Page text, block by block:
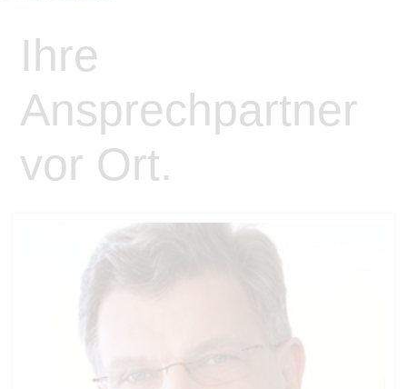
Ihre
Ansprechpartner
vor Ort.